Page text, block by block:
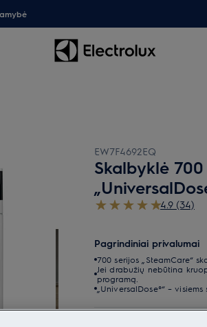
EW7F4692EQ
Skalbyklė
4.9 (34)
Pagrindiniai privalumai
700 serijos „SteamCare“
Jei drabužių nebūtina
programą.
„UniversalDose®“ –